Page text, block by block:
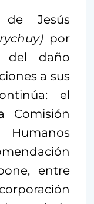
Jesús
por
del daño
a sus
el
Comisión
entre